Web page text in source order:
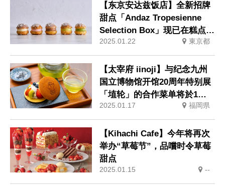
【东京安达兹饭店】全新招牌
甜点「Andaz Tropesienne
Selection Box」现已在糕点店
发售
2025.01.22 東京都
【太宰府 iinoji】与纪念九州
国立博物馆开馆20周年特别展
「埴轮」的合作菜单将於1月
21日发售
2025.01.17 福岡県
【Kihachi Cafe】今年将再次
举办“草莓节”，品嚐时令草莓
甜点
2025.01.15 --